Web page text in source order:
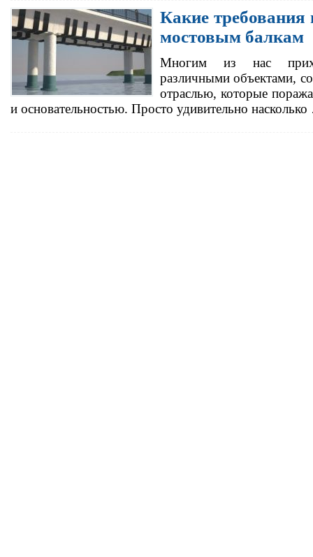
Какие
мостовым балкам
Многим из нас
различными объектами,
отраслью, которые
и основательностью. Просто удивительно